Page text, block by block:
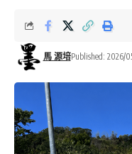
馬 源培Published: 2026/